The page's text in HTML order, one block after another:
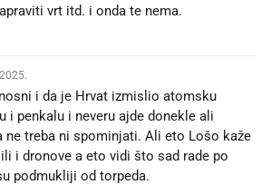
vrt itd. i onda te nema.
i da je Hrvat izmislio atomsku
i penkalu i neveru ajde donekle ali
ne treba ni spominjati. Ali eto Lošo kaže
i dronove a eto vidi što sad rade po
podmukliji od torpeda.